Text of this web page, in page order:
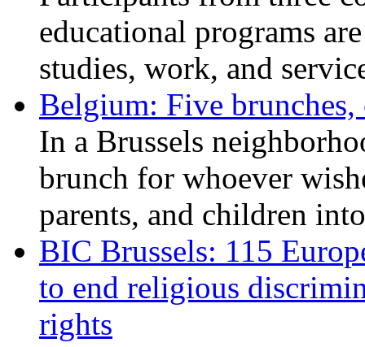
educational programs
studies, work, and
Belgium: Five
In a Brussels
brunch for whoever
parents, and children
BIC Brussels: 115
to end religious
rights